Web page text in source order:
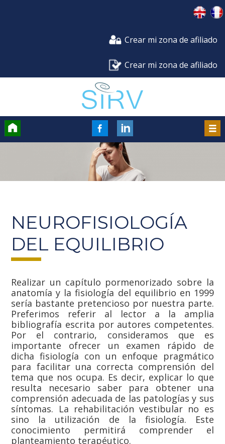
Crear mi zona de afiliado
Crear mi zona de afiliado
FaceBook
NEUROFISIOLOGÍA
DEL EQUILIBRIO
Realizar un capítulo pormenorizado sobre la
anatomía y la fisiología del equilibrio en 1999
sería bastante pretencioso por nuestra parte.
Preferimos referir al lector a la amplia
bibliografía escrita por autores competentes.
Por el contrario, consideramos que es
importante ofrecer un examen rápido de
dicha fisiología con un enfoque pragmático
para facilitar una correcta comprensión del
tema que nos ocupa. Es decir, explicar lo que
resulta necesario saber para obtener una
comprensión adecuada de las patologías y sus
síntomas. La rehabilitación vestibular no es
sino la utilización de la fisiología. Este
conocimiento permitirá comprender el
planteamiento terapéutico.